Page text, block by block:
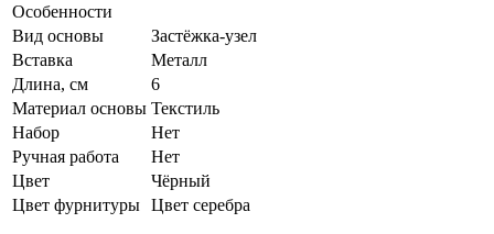
Особенности
Вид основы
Застёжка-узел
Вставка
Металл
Длина, см
6
Материал основы Текстиль
Набор
Нет
Ручная работа
Нет
Цвет
Чёрный
Цвет фурнитуры Цвет серебра